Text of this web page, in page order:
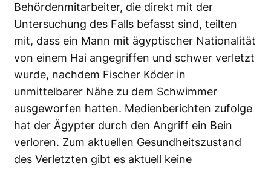
Behördenmitarbeiter, die direkt mit der
Untersuchung des Falls befasst sind, teilten
mit, dass ein Mann mit ägyptischer Nationalität
von einem Hai angegriffen und schwer verletzt
wurde, nachdem Fischer Köder in
unmittelbarer Nähe zu dem Schwimmer
ausgeworfen hatten. Medienberichten zufolge
hat der Ägypter durch den Angriff ein Bein
verloren. Zum aktuellen Gesundheitszustand
des Verletzten gibt es aktuell keine